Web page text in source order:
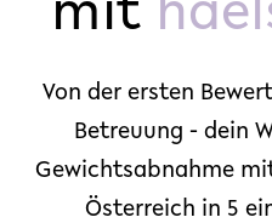
mit
Von der ersten
Betreuung - dein
Gewichtsabnahme
Österreich in 5